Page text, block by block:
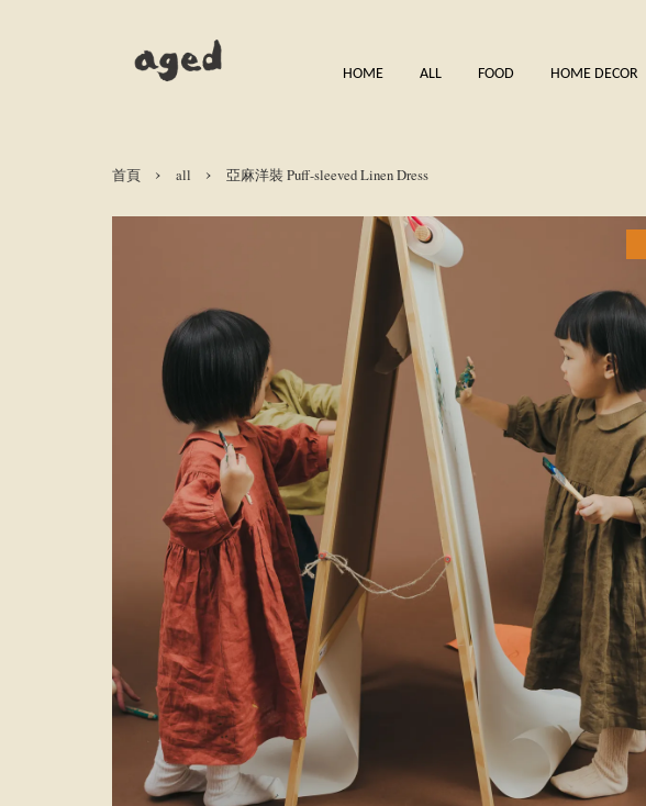
HOME ALL FOOD HOME DECOR
首頁 › all › 亞麻洋裝 Puff-sleeved Linen Dress